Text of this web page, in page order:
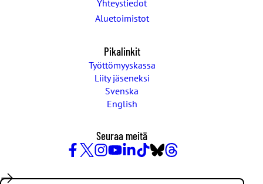
Yhteystiedot
Aluetoimistot
Pikalinkit
Työttömyyskassa
Liity jäseneksi
Svenska
English
Seuraa meitä
/